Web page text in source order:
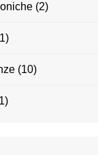
(2)
(10)